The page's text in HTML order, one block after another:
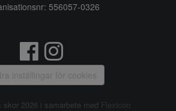
556057-0326
inställingar för cookies
skor 2026 i samarbete med Flexicon